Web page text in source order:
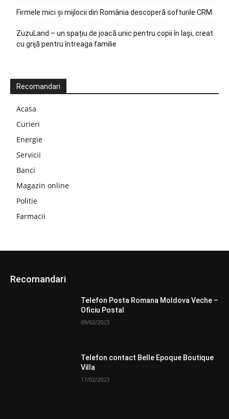
Firmele mici și mijlocii din România descoperă softurile CRM
ZuzuLand – un spațiu de joacă unic pentru copii în Iași, creat
cu grijă pentru întreaga familie
Recomandari
Acasa
Curieri
Energie
Servicii
Banci
Magazin online
Politie
Farmacii
Recomandari
Telefon Posta Romana Moldova Veche –
Oficiu Postal
09/02/2023
Telefon contact Belle Epoque Boutique
Villa
17/02/2023